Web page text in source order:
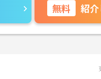
無料 紹介